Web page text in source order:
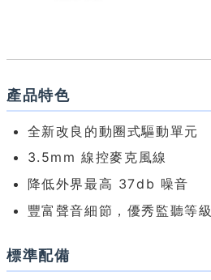
產品特色
全新改良的動圈式驅動單元
3.5mm 線控麥克風線
降低外界最高 37db 噪音
豐富聲音細節，優秀監聽等級
標準配備